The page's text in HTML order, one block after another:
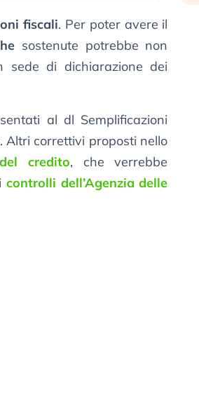
fiscali. Per poter avere il
sostenute potrebbe non
sede di dichiarazione dei
al dl Semplificazioni
Altri correttivi proposti nello
credito, che verrebbe
controlli dell’Agenzia delle